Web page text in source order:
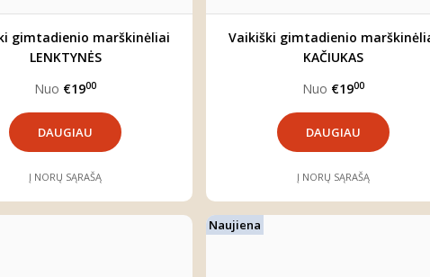
gimtadienio marškinėliai
LENKTYNĖS
Nuo €1900
DAUGIAU
Į NORŲ SĄRAŠĄ
Vaikiški gimtadienio
KAČIUKAS
Nuo €1900
DAUGIAU
Į NORŲ SĄRAŠĄ
Naujiena